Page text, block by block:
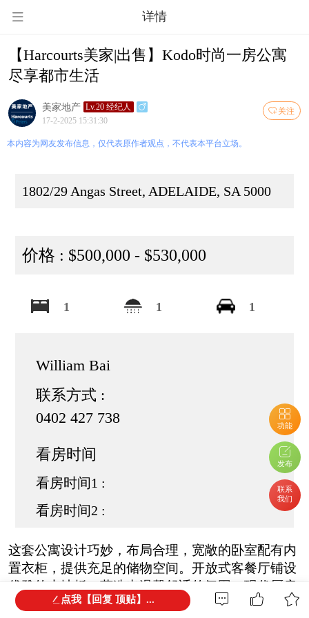
详情
功能
发布
联系
我们
【Harcourts美家|出售】Kodo时尚一房公寓
尽享都市生活
关注
美家地产 Lv.20 经纪人
17-2-2025 15:31:30
本内容为网友发布信息，仅代表原作者观点，不代表本平台立场。
1802/29 Angas Street, ADELAIDE, SA 5000
价格 : $500,000 - $530,000
1 1 1
William Bai
联系方式 :
0402 427 738
看房时间
看房时间1 :
看房时间2 :
这套公寓设计巧妙，布局合理，宽敞的卧室配有内
置衣柜，提供充足的储物空间。开放式客餐厅铺设
优雅的木地板，营造出温馨舒适的氛围。现代厨房
配备高品质电器、时尚橱柜和宽敞的台面，兼具美
点我【回复 顶贴】...